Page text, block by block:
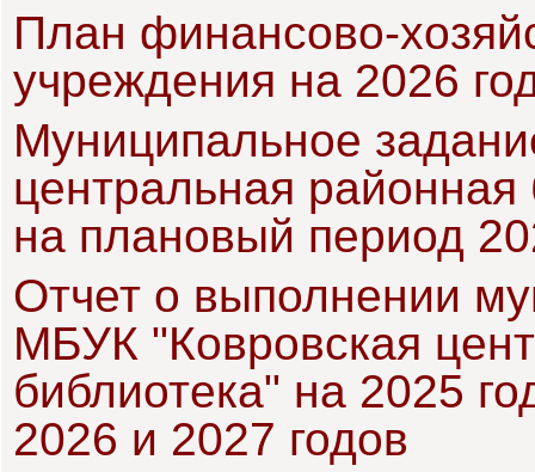
План финансово-
учреждения на 2026
Муниципальное
центральная районная
на плановый период
Отчет о выполнении
МБУК "Ковровская
библиотека" на 2025
2026 и 2027 годов